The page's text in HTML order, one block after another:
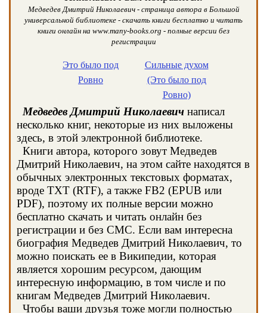
Медведев Дмитрий Николаевич - страница автора в Большой
универсальной библиотеке - скачать книги бесплатно и читать
книги онлайн на www.many-books.org - полные версии без
регистрации
Это было под
Ровно
Сильные духом
(Это было под
Ровно)
Медведев Дмитрий Николаевич написал
несколько книг, некоторые из них выложены
здесь, в этой электронной библиотеке.
Книги автора, которого зовут Медведев
Дмитрий Николаевич, на этом сайте находятся в
обычных электронных текстовых форматах,
вроде TXT (RTF), а также FB2 (EPUB или
PDF), поэтому их полные версии можно
бесплатно скачать и читать онлайн без
регистрации и без СМС. Если вам интересна
биография Медведев Дмитрий Николаевич, то
можно поискать ее в Википедии, которая
является хорошим ресурсом, дающим
интересную информацию, в том числе и по
книгам Медведев Дмитрий Николаевич.
Чтобы ваши друзья тоже могли полностью